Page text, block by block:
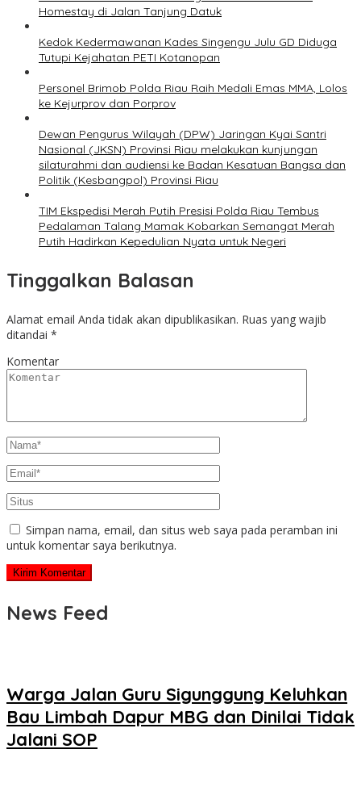
Homestay di Jalan Tanjung Datuk
Kedok Kedermawanan Kades Singengu Julu GD Diduga
Tutupi Kejahatan PETI Kotanopan
Personel Brimob Polda Riau Raih Medali Emas MMA, Lolos
ke Kejurprov dan Porprov
Dewan Pengurus Wilayah (DPW) Jaringan Kyai Santri
Nasional (JKSN) Provinsi Riau melakukan kunjungan
silaturahmi dan audiensi ke Badan Kesatuan Bangsa dan
Politik (Kesbangpol) Provinsi Riau
TIM Ekspedisi Merah Putih Presisi Polda Riau Tembus
Pedalaman Talang Mamak Kobarkan Semangat Merah
Putih Hadirkan Kepedulian Nyata untuk Negeri
Tinggalkan Balasan
Alamat email Anda tidak akan dipublikasikan. Ruas yang wajib
ditandai *
Komentar
Simpan nama, email, dan situs web saya pada peramban ini
untuk komentar saya berikutnya.
News Feed
Warga Jalan Guru Sigunggung Keluhkan
Bau Limbah Dapur MBG dan Dinilai Tidak
Jalani SOP